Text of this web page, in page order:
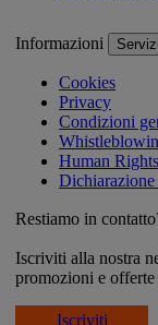
Informazioni Servizi
Cookies
Privacy
Condizioni
Human
Dichiarazione
Restiamo in
Iscriviti alla nostra
promozioni e offerte
Iscriviti